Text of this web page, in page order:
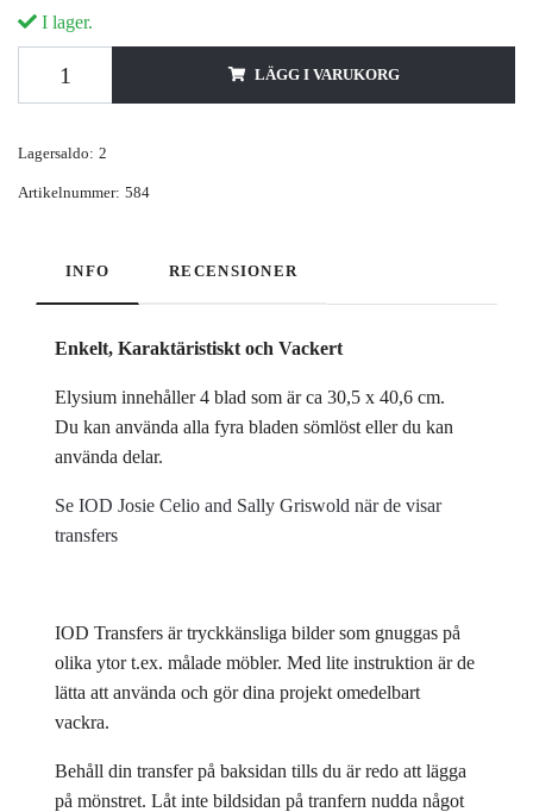
I lager.
LÄGG I VARUKORG
Lagersaldo: 2
Artikelnummer: 584
INFO RECENSIONER
Enkelt, Karaktäristiskt och Vackert
Elysium innehåller 4 blad som är ca 30,5 x 40,6 cm.
Du kan använda alla fyra bladen sömlöst eller du kan
använda delar.
Se IOD Josie Celio and Sally Griswold när de visar
transfers
IOD Transfers är tryckkänsliga bilder som gnuggas på
olika ytor t.ex. målade möbler. Med lite instruktion är de
lätta att använda och gör dina projekt omedelbart
vackra.
Behåll din transfer på baksidan tills du är redo att lägga
på mönstret. Låt inte bildsidan på tranfern nudda något